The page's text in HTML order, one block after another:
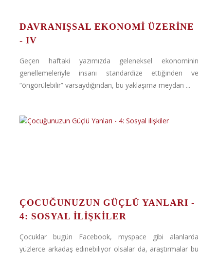
DAVRANIŞSAL EKONOMI ÜZERINE
- IV
Geçen haftaki yazımızda geleneksel ekonominin
genellemeleriyle insanı standardize ettiğinden ve
“öngörülebilir” varsaydığından, bu yaklaşıma meydan ...
ÇOCUĞUNUZUN GÜÇLÜ YANLARI -
4: SOSYAL ILIŞKILER
Çocuklar bugün Facebook, myspace gibi alanlarda
yüzlerce arkadaş edinebiliyor olsalar da, araştırmalar bu